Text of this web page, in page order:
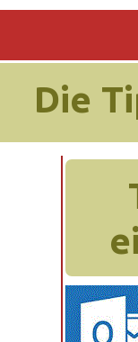
Die